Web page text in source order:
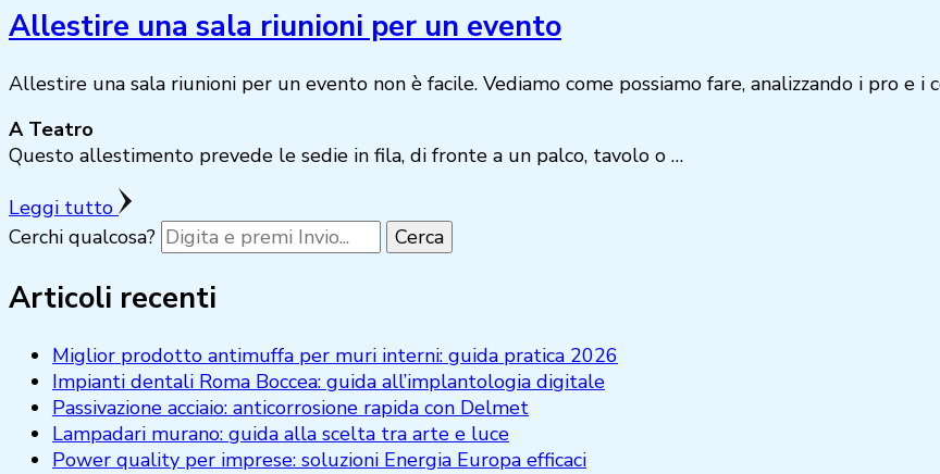
Allestire una sala riunioni per un evento
Allestire una sala riunioni per un evento non è facile. Vediamo come possiamo fare, analizzando i pro e i
A Teatro
Questo allestimento prevede le sedie in fila, di fronte a un palco, tavolo o …
Leggi tutto
Cerchi qualcosa?
Articoli recenti
Miglior prodotto antimuffa per muri interni: guida pratica 2026
Impianti dentali Roma Boccea: guida all’implantologia digitale
Passivazione acciaio: anticorrosione rapida con Delmet
Lampadari murano: guida alla scelta tra arte e luce
Power quality per imprese: soluzioni Energia Europa efficaci